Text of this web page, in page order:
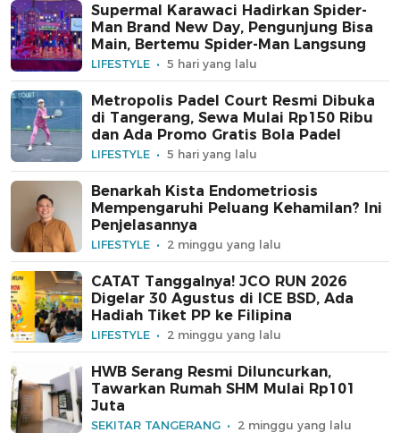
Supermal Karawaci Hadirkan Spider-
Man Brand New Day, Pengunjung Bisa
Main, Bertemu Spider-Man Langsung
LIFESTYLE 5 hari yang lalu
Metropolis Padel Court Resmi Dibuka
di Tangerang, Sewa Mulai Rp150 Ribu
dan Ada Promo Gratis Bola Padel
LIFESTYLE 5 hari yang lalu
Benarkah Kista Endometriosis
Mempengaruhi Peluang Kehamilan? Ini
Penjelasannya
LIFESTYLE 2 minggu yang lalu
CATAT Tanggalnya! JCO RUN 2026
Digelar 30 Agustus di ICE BSD, Ada
Hadiah Tiket PP ke Filipina
LIFESTYLE 2 minggu yang lalu
HWB Serang Resmi Diluncurkan,
Tawarkan Rumah SHM Mulai Rp101
Juta
SEKITAR TANGERANG 2 minggu yang lalu